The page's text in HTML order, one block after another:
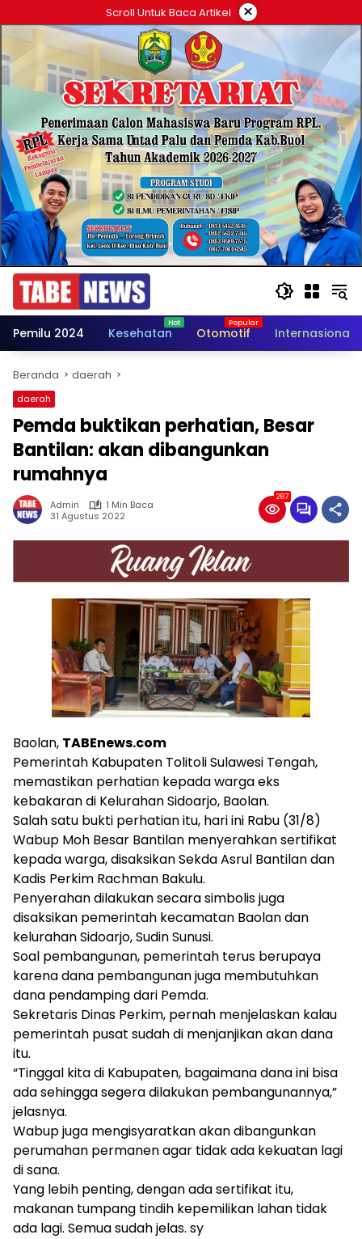
ke
konten
Scroll Untuk Baca Artikel ×
Pemilu 2024 Kesehatan Otomotif Internasional
Beranda daerah
daerah
Pemda buktikan perhatian, Besar
Bantilan: akan dibangunkan
rumahnya
Admin
1 Min Baca
31 Agustus 2022
287
Baolan, TABEnews.com
Pemerintah Kabupaten Tolitoli Sulawesi Tengah,
memastikan perhatian kepada warga eks
kebakaran di Kelurahan Sidoarjo, Baolan.
Salah satu bukti perhatian itu, hari ini Rabu (31/8)
Wabup Moh Besar Bantilan menyerahkan sertifikat
kepada warga, disaksikan Sekda Asrul Bantilan dan
Kadis Perkim Rachman Bakulu.
Penyerahan dilakukan secara simbolis juga
disaksikan pemerintah kecamatan Baolan dan
kelurahan Sidoarjo, Sudin Sunusi.
Soal pembangunan, pemerintah terus berupaya
karena dana pembangunan juga membutuhkan
dana pendamping dari Pemda.
Sekretaris Dinas Perkim, pernah menjelaskan kalau
pemerintah pusat sudah di menjanjikan akan dana
itu.
“Tinggal kita di Kabupaten, bagaimana dana ini bisa
ada sehingga segera dilakukan pembangunannya,”
jelasnya.
Wabup juga mengisyaratkan akan dibangunkan
perumahan permanen agar tidak ada kekuatan lagi
di sana.
Yang lebih penting, dengan ada sertifikat itu,
makanan tumpang tindih kepemilikan lahan tidak
ada lagi. Semua sudah jelas. sy